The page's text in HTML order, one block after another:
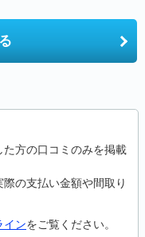
方の口コミのみを掲載
の支払い金額や間取り
インをご覧ください。